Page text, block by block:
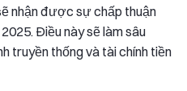
nhận được sự chấp thuận
Điều này sẽ làm sâu
truyền thống và tài chính tiền